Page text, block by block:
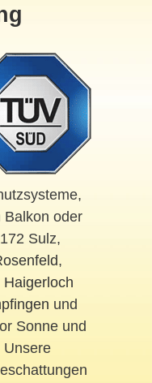
Balkon oder
Sulz,
,
Haigerloch
und
Sonne und
Unsere